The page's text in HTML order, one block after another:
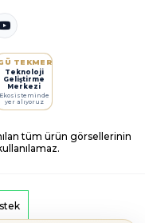
TEKMER
Teknoloji
Geliştirme
Merkezi
Ekosisteminde
yer alıyoruz
tüm ürün görsellerinin